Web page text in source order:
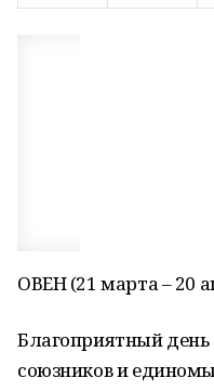
ОВЕН (21 марта – 20
Благоприятный
союзников и